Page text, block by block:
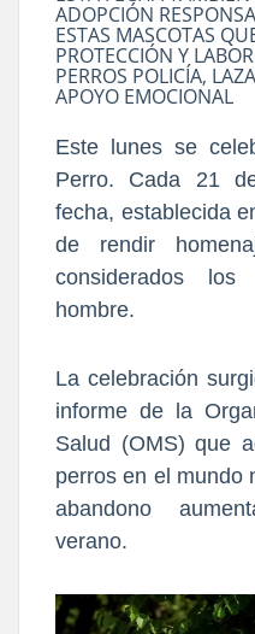
ADOPCIÓN
ESTAS MASCOTAS
PROTECCIÓN Y
PERROS POLICÍA,
APOYO EMOCIONAL
Este lunes se
Perro. Cada 21
fecha, establecida
de rendir
considerados
hombre.
La celebración
informe de la
Salud (OMS) que
perros en el mundo
abandono
verano.